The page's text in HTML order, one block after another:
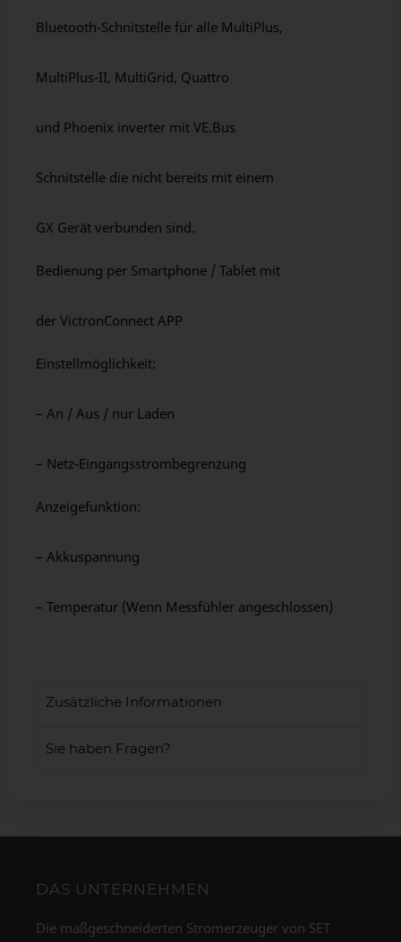
Bluetooth-Schnitstelle für alle MultiPlus,
MultiPlus-II, MultiGrid, Quattro
und Phoenix inverter mit VE.Bus
Schnitstelle die nicht bereits mit einem
GX Gerät verbunden sind.
Bedienung per Smartphone / Tablet mit
der VictronConnect APP
Einstellmöglichkeit:
– An / Aus / nur Laden
– Netz-Eingangsstrombegrenzung
Anzeigefunktion:
– Akkuspannung
– Temperatur (Wenn Messfühler angeschlossen)
Zusätzliche Informationen
Sie haben Fragen?
DAS UNTERNEHMEN
Die maßgeschneiderten Stromerzeuger von SET